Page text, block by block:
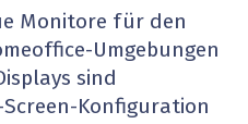
Monitore für den
Umgebungen
sind
Konfiguration